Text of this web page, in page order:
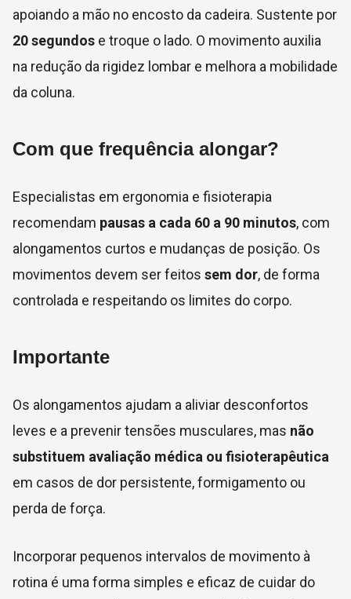
apoiando a mão no encosto da cadeira. Sustente por
20 segundos e troque o lado. O movimento auxilia
na redução da rigidez lombar e melhora a mobilidade
da coluna.
Com que frequência alongar?
Especialistas em ergonomia e fisioterapia
recomendam pausas a cada 60 a 90 minutos, com
alongamentos curtos e mudanças de posição. Os
movimentos devem ser feitos sem dor, de forma
controlada e respeitando os limites do corpo.
Importante
Os alongamentos ajudam a aliviar desconfortos
leves e a prevenir tensões musculares, mas não
substituem avaliação médica ou fisioterapêutica
em casos de dor persistente, formigamento ou
perda de força.
Incorporar pequenos intervalos de movimento à
rotina é uma forma simples e eficaz de cuidar do